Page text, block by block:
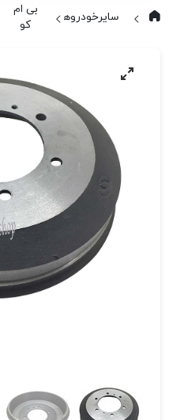
سایرخودروها
بی ام
کو